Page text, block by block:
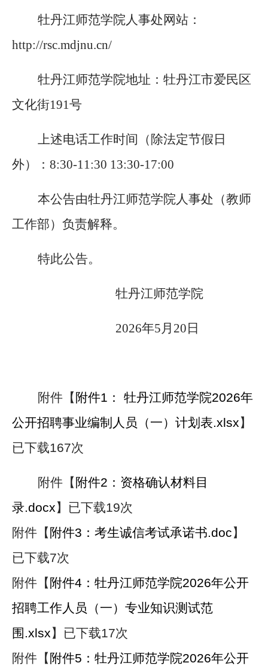
牡丹江师范学院人事处网站：
http://rsc.mdjnu.cn/
牡丹江师范学院地址：牡丹江市爱民区
文化街191号
上述电话工作时间（除法定节假日
外）： 8:30-11:30 13:30-17:00
本公告由牡丹江师范学院人事处（教师
工作部）负责解释。
特此公告。
牡丹江师范学院
2026年5月20日
附件【 附件1： 牡丹江师范学院2026年
公开招聘事业编制人员（一）计划表.xlsx】
已下载167次
附件【 附件2：资格确认材料目
录.docx】 已下载19次
附件【 附件3：考生诚信考试承诺书.doc】
已下载7次
附件【 附件4：牡丹江师范学院2026年公开
招聘工作人员（一）专业知识测试范
围.xlsx】 已下载17次
附件【 附件5：牡丹江师范学院2026年公开